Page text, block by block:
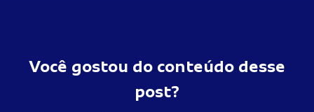
Você gostou do conteúdo desse
post?